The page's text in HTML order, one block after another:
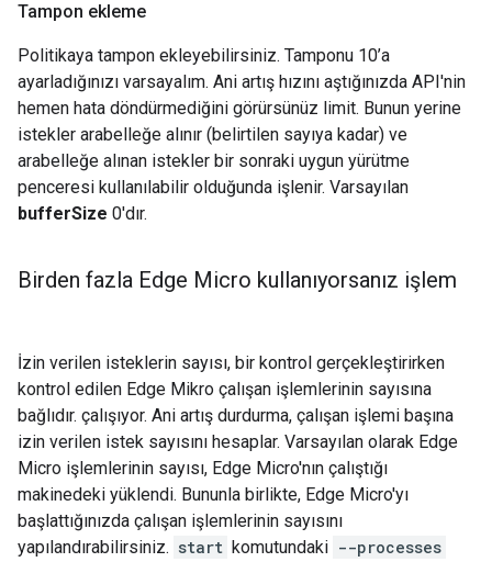
Tampon ekleme
Politikaya tampon ekleyebilirsiniz. Tamponu 10’a
ayarladığınızı varsayalım. Ani artış hızını aştığınızda API'nin
hemen hata döndürmediğini görürsünüz limit. Bunun yerine
istekler arabelleğe alınır (belirtilen sayıya kadar) ve
arabelleğe alınan istekler bir sonraki uygun yürütme
penceresi kullanılabilir olduğunda işlenir. Varsayılan
bufferSize 0'dır.
Birden fazla Edge Micro kullanıyorsanız işlem
İzin verilen isteklerin sayısı, bir kontrol gerçekleştirirken
kontrol edilen Edge Mikro çalışan işlemlerinin sayısına
bağlıdır. çalışıyor. Ani artış durdurma, çalışan işlemi başına
izin verilen istek sayısını hesaplar. Varsayılan olarak Edge
Micro işlemlerinin sayısı, Edge Micro'nın çalıştığı
makinedeki yüklendi. Bununla birlikte, Edge Micro'yı
başlattığınızda çalışan işlemlerinin sayısını
yapılandırabilirsiniz. start komutundaki --processes